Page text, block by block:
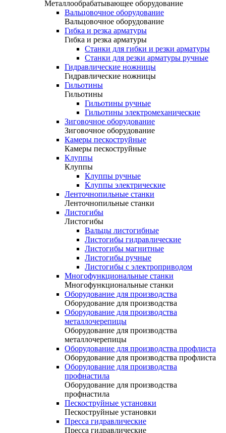
Металлообрабатывающее оборудование
Вальцовочное оборудование
Вальцовочное оборудование
Гибка и резка арматуры
Гибка и резка арматуры
Станки для гибки и резки арматуры
Станки для резки арматуры ручные
Гидравлические ножницы
Гидравлические ножницы
Гильотины
Гильотины
Гильотины ручные
Гильотины электромеханические
Зиговочное оборудование
Зиговочное оборудование
Камеры пескоструйные
Камеры пескоструйные
Клуппы
Клуппы
Клуппы ручные
Клуппы электрические
Ленточнопильные станки
Ленточнопильные станки
Листогибы
Листогибы
Вальцы листогибные
Листогибы гидравлические
Листогибы магнитные
Листогибы ручные
Листогибы с электроприводом
Многофункциональные станки
Многофункциональные станки
Оборудование для производства
Оборудование для производства
Оборудование для производства
металлочерепицы
Оборудование для производства
металлочерепицы
Оборудование для производства профлиста
Оборудование для производства профлиста
Оборудование для производства
профнастила
Оборудование для производства
профнастила
Пескоструйные установки
Пескоструйные установки
Пресса гидравлические
Пресса гидравлические